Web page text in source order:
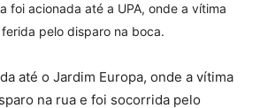
foi acionada até a UPA, onde a vítima
pelo disparo na boca.
até o Jardim Europa, onde a vítima
na rua e foi socorrida pelo